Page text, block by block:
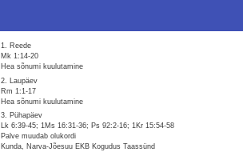
1. Reede
Mk 1:14-20
Hea sõnumi kuulutamine
2. Laupäev
Rm 1:1-17
Hea sõnumi kuulutamine
3. Pühapäev
Lk 6:39-45; 1Ms 16:31-36; Ps 92:2-16; 1Kr 15:54-58
Palve muudab olukordi
Kunda, Narva-Jõesuu EKB Kogudus Taassünd